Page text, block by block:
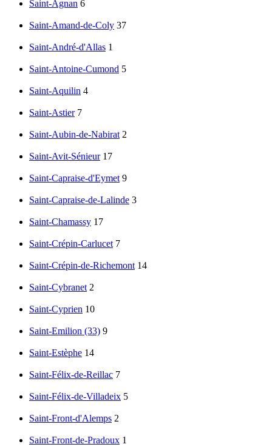
Saint-Agnan 6
Saint-Amand-de-Coly 37
Saint-André-d'Allas 1
Saint-Antoine-Cumond 5
Saint-Aquilin 4
Saint-Astier 7
Saint-Aubin-de-Nabirat 2
Saint-Avit-Sénieur 17
Saint-Capraise-d'Eymet 9
Saint-Capraise-de-Lalinde 3
Saint-Chamassy 17
Saint-Crépin-Carlucet 7
Saint-Crépin-de-Richemont 14
Saint-Cybranet 2
Saint-Cyprien 10
Saint-Emilion (33) 9
Saint-Estèphe 14
Saint-Félix-de-Reillac 7
Saint-Félix-de-Villadeix 5
Saint-Front-d'Alemps 2
Saint-Front-de-Pradoux 1